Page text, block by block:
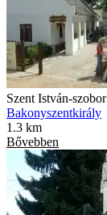
Szent István-szobor
Bakonyszentkirály
1.3 km
Bővebben